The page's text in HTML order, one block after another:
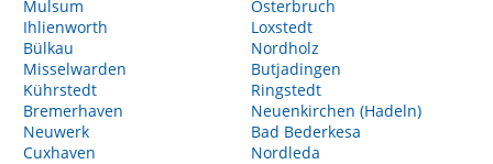
Mulsum
Ihlienworth
Bülkau
Misselwarden
Kührstedt
Bremerhaven
Neuwerk
Cuxhaven
Osterbruch
Loxstedt
Nordholz
Butjadingen
Ringstedt
Neuenkirchen (Hadeln)
Bad Bederkesa
Nordleda